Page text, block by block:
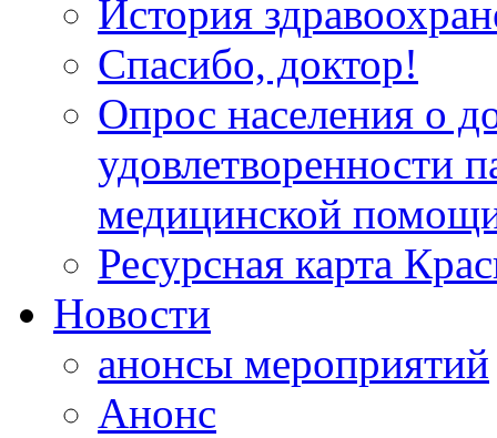
История
Спасибо, доктор!
Опрос населения о
удовлетворенности
медицинской
Ресурсная карта
Новости
анонсы мероприятий
Анонс